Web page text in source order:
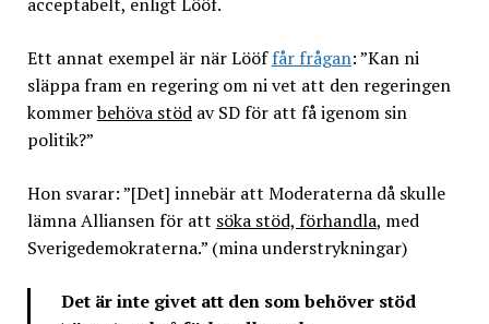
acceptabelt, enligt Lööf.
Ett annat exempel är när Lööffår frågan: ”Kan ni
släppa fram en regering om ni vet att den regeringen
kommerbehöva stödav SD för att få igenom sin
politik?”
Hon svarar: ”[Det] innebär att Moderaterna då skulle
lämna Alliansen för att söka stöd, förhandla, med
Sverigedemokraterna.” (mina understrykningar)
Det är inte givet att den som behöver stöd